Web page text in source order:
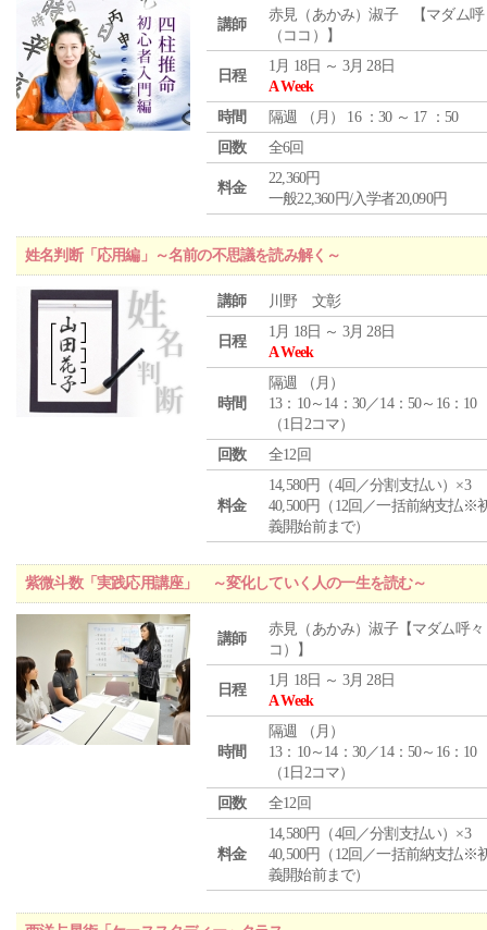
講師
赤見（あかみ）淑子 【マダム呼
（ココ）】
日程
1月 18日 ～ 3月 28日
A Week
時間
隔週 （ 月 ） 16 ：30 ～ 17 ：50
回数
全6回
料金
22,360円
一般22,360円/入学者20,090円
姓名判断「応用編」～名前の不思議を読み解く～
講師 川野 文彰
日程
1月 18日 ～ 3月 28日
A Week
時間
隔週 （ 月 ）
13：10～14：30／14：50～16：10
（1日2コマ）
回数
全12回
料金
14,580円（4回／分割支払い）×3
40,500円（12回／一括前納支払※
義開始前まで）
紫微斗数「実践応用講座」 ～変化していく人の一生を読む～
講師
赤見（あかみ）淑子【マダム呼々
コ）】
日程
1月 18日 ～ 3月 28日
A Week
時間
隔週 （ 月 ）
13：10～14：30／14：50～16：10
（1日2コマ）
回数
全12回
料金
14,580円（4回／分割支払い）×3
40,500円（12回／一括前納支払※
義開始前まで）